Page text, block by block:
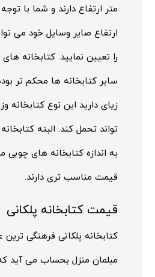
متر ارتفاع دارند و شما با
ارتفاع صایر وسایل خود می
را تعیین نمایید. کتابخانه
سایر کتابخانه ها محکم تر
زیای دارید این نوع کتابخانه
تواند تحمل کند. البته
به اندازه کتابخانه های
قیمت مناسب تری دارند.
قیمت کتابخانه پلکانی
کتابخانه پلکانی فرهنگی
مبلمان منزل بحساب می آید